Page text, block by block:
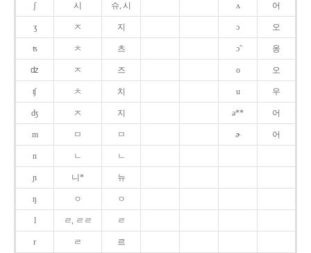
ʃ 시 슈, 시 ʌ 어
ʒ ㅈ 지 ɔ 오
ʦ ㅊ 츠 ɔ̃ 옹
ʣ ㅈ 즈 o 오
ʧ ㅊ 치 u 우
ʤ ㅈ 지 ə** 어
m ㅁ ㅁ ɚ 어
n ㄴ ㄴ
ɲ 니* 뉴
ŋ ㅇ ㅇ
l ㄹ, ㄹㄹ ㄹ
r ㄹ 르